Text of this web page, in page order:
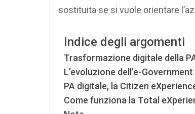
sostituita se si vuole orientare
Indice degli argomenti
Trasformazione digitale della
L’evoluzione dell’e-Government
PA digitale, la Citizen
Come funziona la Total